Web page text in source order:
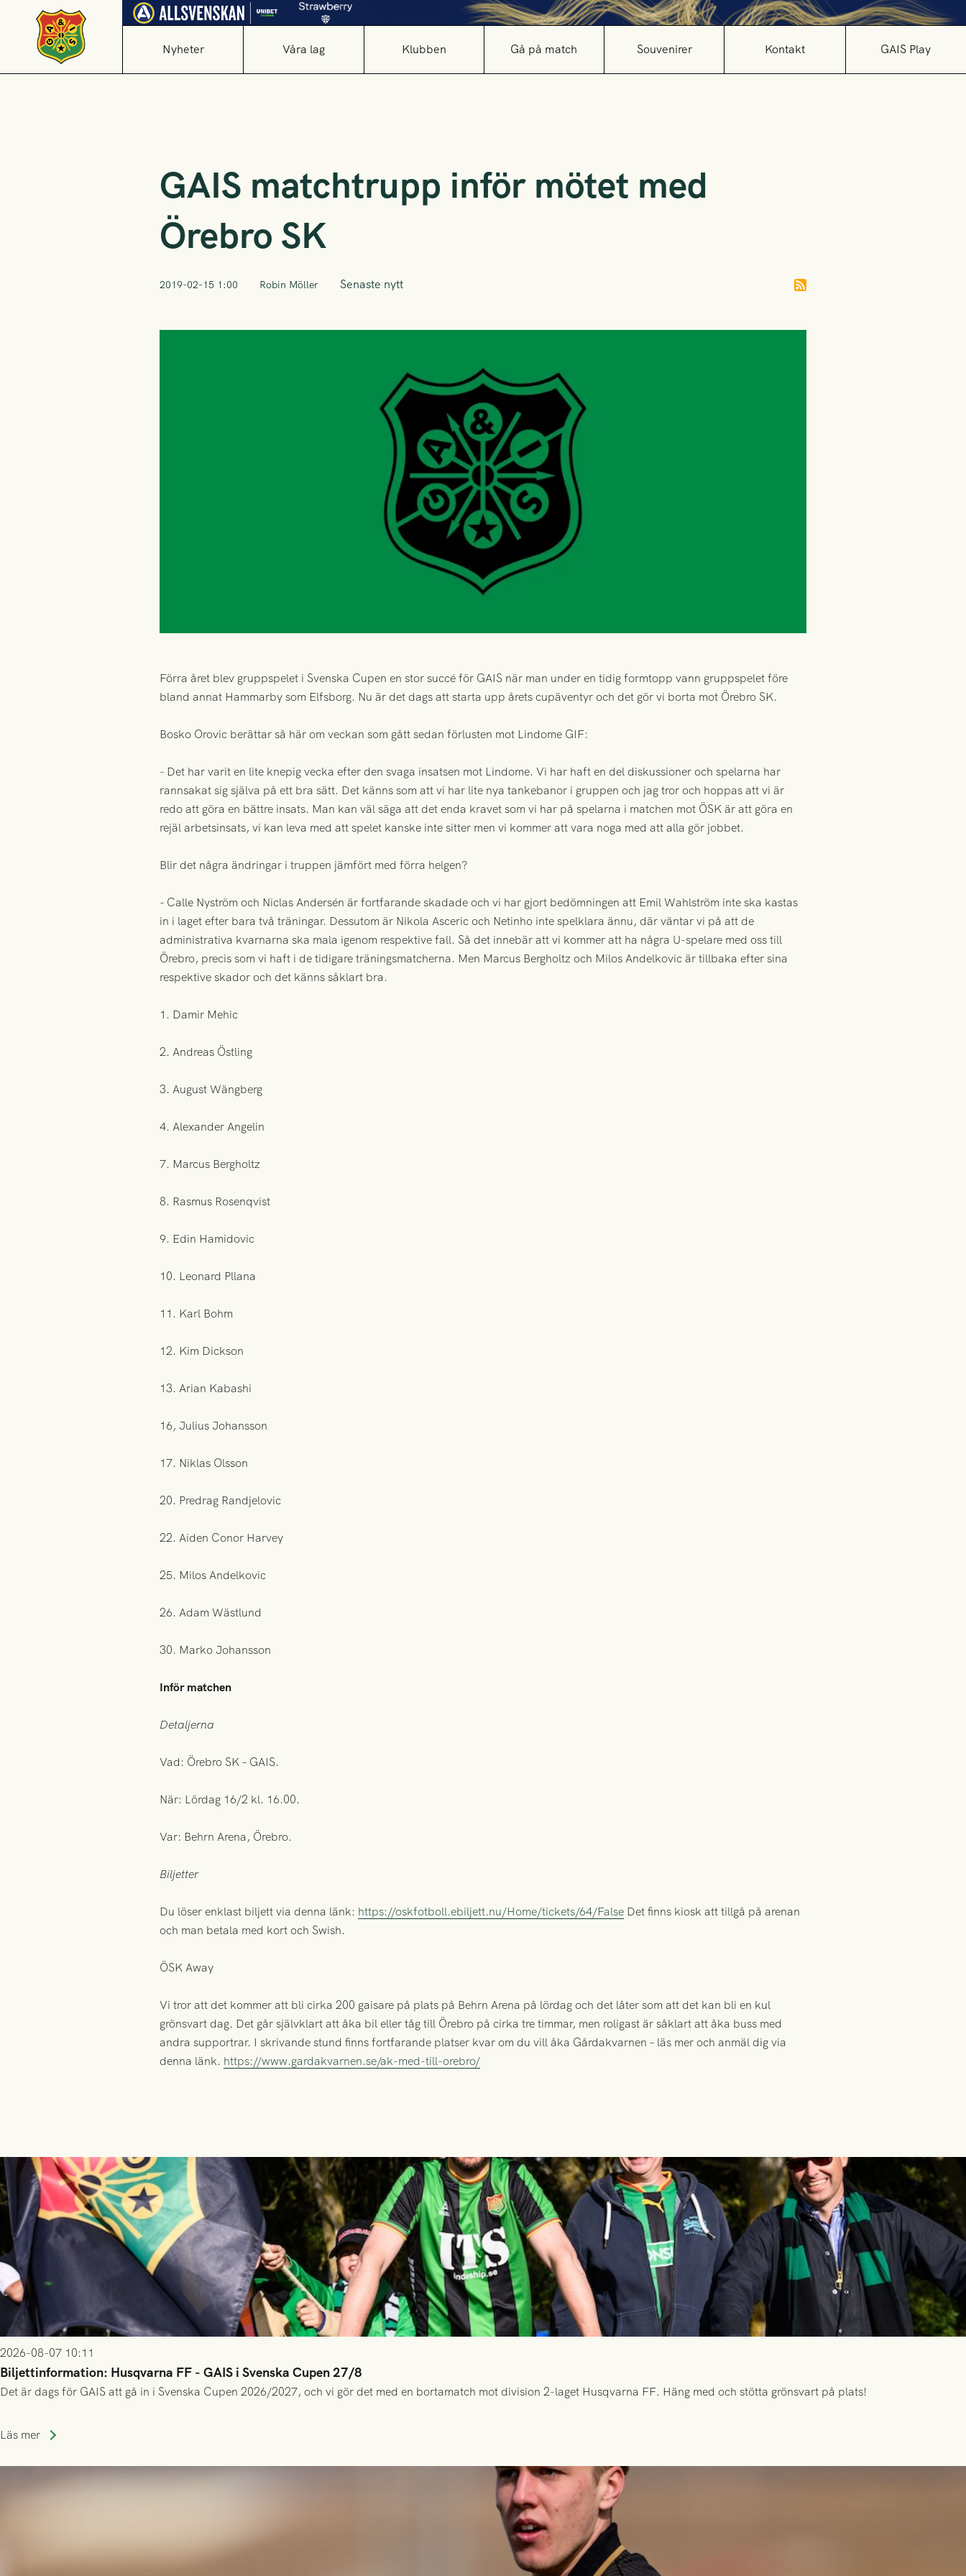
Nyheter Våra lag Klubben Gå på match Souvenirer Kontakt GAIS Play
GAIS matchtrupp inför mötet med
Örebro SK
2019-02-15 1:00 Robin Möller Senaste nytt
Förra året blev gruppspelet i Svenska Cupen en stor succé för GAIS när man under en tidig formtopp vann gruppspelet före
bland annat Hammarby som Elfsborg. Nu är det dags att starta upp årets cupäventyr och det gör vi borta mot Örebro SK.
Bosko Orovic berättar så här om veckan som gått sedan förlusten mot Lindome GIF:
- Det har varit en lite knepig vecka efter den svaga insatsen mot Lindome. Vi har haft en del diskussioner och spelarna har
rannsakat sig själva på ett bra sätt. Det känns som att vi har lite nya tankebanor i gruppen och jag tror och hoppas att vi är
redo att göra en bättre insats. Man kan väl säga att det enda kravet som vi har på spelarna i matchen mot ÖSK är att göra en
rejäl arbetsinsats, vi kan leva med att spelet kanske inte sitter men vi kommer att vara noga med att alla gör jobbet.
Blir det några ändringar i truppen jämfört med förra helgen?
- Calle Nyström och Niclas Andersén är fortfarande skadade och vi har gjort bedömningen att Emil Wahlström inte ska kastas
in i laget efter bara två träningar. Dessutom är Nikola Asceric och Netinho inte spelklara ännu, där väntar vi på att de
administrativa kvarnarna ska mala igenom respektive fall. Så det innebär att vi kommer att ha några U-spelare med oss till
Örebro, precis som vi haft i de tidigare träningsmatcherna. Men Marcus Bergholtz och Milos Andelkovic är tillbaka efter sina
respektive skador och det känns såklart bra.
1. Damir Mehic
2. Andreas Östling
3. August Wängberg
4. Alexander Angelin
7. Marcus Bergholtz
8. Rasmus Rosenqvist
9. Edin Hamidovic
10. Leonard Pllana
11. Karl Bohm
12. Kim Dickson
13. Arian Kabashi
16, Julius Johansson
17. Niklas Olsson
20. Predrag Randjelovic
22. Aiden Conor Harvey
25. Milos Andelkovic
26. Adam Wästlund
30. Marko Johansson
Inför matchen
Detaljerna
Vad: Örebro SK – GAIS.
När: Lördag 16/2 kl. 16.00.
Var: Behrn Arena, Örebro.
Biljetter
Du löser enklast biljett via denna länk: https://oskfotboll.ebiljett.nu/Home/tickets/64/False Det finns kiosk att tillgå på arenan
och man betala med kort och Swish.
ÖSK Away
Vi tror att det kommer att bli cirka 200 gaisare på plats på Behrn Arena på lördag och det låter som att det kan bli en kul
grönsvart dag. Det går självklart att åka bil eller tåg till Örebro på cirka tre timmar, men roligast är såklart att åka buss med
andra supportrar. I skrivande stund finns fortfarande platser kvar om du vill åka Gårdakvarnen – läs mer och anmäl dig via
denna länk. https://www.gardakvarnen.se/ak-med-till-orebro/
2026-08-07 10:11
Biljettinformation: Husqvarna FF - GAIS i Svenska Cupen 27/8
Det är dags för GAIS att gå in i Svenska Cupen 2026/2027, och vi gör det med en bortamatch mot division 2-laget Husqvarna FF. Häng med och stötta grönsvart på plats!
Läs mer